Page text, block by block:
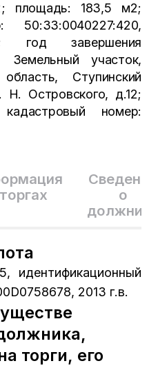
Сведения
о
идентификационный
2013 г.в.
торги, его
площадь: 183,5 м2;
50:33:0040227:420,
год завершения
Земельный участок,
Ступинский
Н. Островского, д.12;
номер: